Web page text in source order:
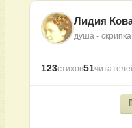
Лидия
душа -
123стихов51